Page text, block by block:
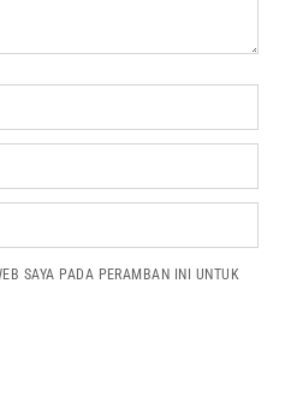
SAYA PADA PERAMBAN INI UNTUK